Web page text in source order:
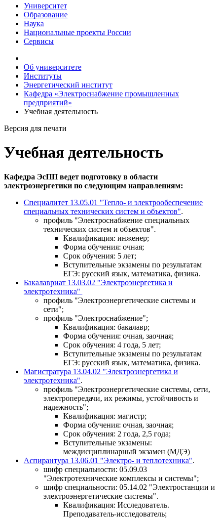
Университет
Образование
Наука
Национальные проекты России
Сервисы
Об университете
Институты
Энергетический институт
Кафедра «Электроснабжение промышленных
предприятий»
Учебная деятельность
Версия для печати
Учебная деятельность
Кафедра ЭсПП ведет подготовку в области
электроэнергетики по следующим направлениям:
Cпециалитет 13.05.01 "Тепло- и электрообеспечение
специальных технических систем и объектов".
профиль "Электроснабжение специальных
технических систем и объектов".
Квалификация: инженер;
Форма обучения: очная;
Срок обучения: 5 лет;
Вступительные экзамены по результатам
ЕГЭ: русский язык, математика, физика.
Бакалавриат 13.03.02 "Электроэнергетика и
электротехника"
профиль "Электроэнергетические системы и
сети";
профиль "Электроснабжение";
Квалификация: бакалавр;
Форма обучения: очная, заочная;
Срок обучения: 4 года, 5 лет;
Вступительные экзамены по результатам
ЕГЭ: русский язык, математика, физика.
Магистратура 13.04.02 "Электроэнергетика и
электротехника".
профиль "Электроэнергетические системы, сети,
электропередачи, их режимы, устойчивость и
надежность";
Квалификация: магистр;
Форма обучения: очная, заочная;
Срок обучения: 2 года, 2,5 года;
Вступительные экзамены:
междисциплинарный экзамен (МДЭ)
Аспирантура 13.06.01 "Электро- и теплотехника".
шифр специальности: 05.09.03
"Электротехнические комплексы и системы";
шифр специальности: 05.14.02 "Электростанции и
электроэнергетические системы".
Квалификация: Исследователь.
Преподаватель-исследователь;